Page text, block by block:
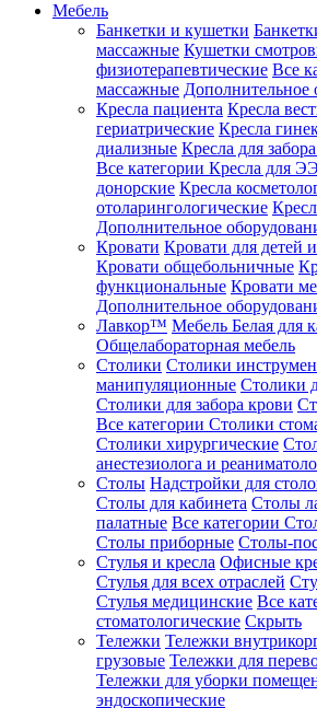
Мебель
Банкетки и кушетки
массажные Кушетки
физиотерапевтические Все
массажные Дополнительное
Кресла пациента Кресла
гериатрические Кресла
диализные Кресла для
Все категории Кресла для
донорские Кресла
отоларингологические
Дополнительное
Кровати Кровати для детей
Кровати общебольничные
функциональные Кровати
Дополнительное
Лавкор™ Мебель Белая для
Общелабораторная мебель
Столики Столики
манипуляционные Столики
Столики для забора крови
Все категории Столики
Столики хирургические
анестезиолога и
Столы Надстройки для
Столы для кабинета Столы
палатные Все категории
Столы приборные Столы-
Стулья и кресла Офисные
Стулья для всех отраслей
Стулья медицинские Все
стоматологические Скрыть
Тележки Тележки
грузовые Тележки для
Тележки для уборки
эндоскопические